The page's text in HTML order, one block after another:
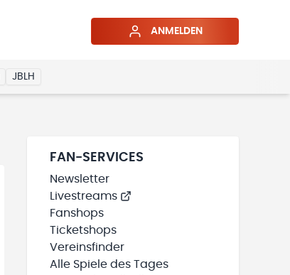
ANMELDEN
JBLH
FAN-SERVICES
Newsletter
Livestreams
Fanshops
Ticketshops
Vereinsfinder
Alle Spiele des Tages